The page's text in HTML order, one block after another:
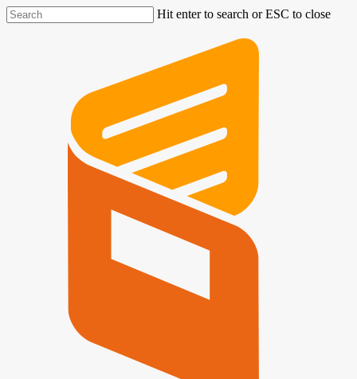
Hit enter to search or ESC to close